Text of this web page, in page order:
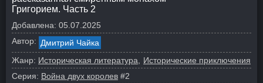
Григорием. Часть 2
Добавлена: 05.07.2025
Автор: Дмитрий Чайка
Жанр: Историческая литература
Исторические приключения
Серия: Война двух королев #2